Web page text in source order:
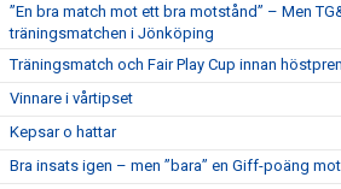
”En bra match mot ett bra motstånd” – Men
träningsmatchen i Jönköping
Träningsmatch och Fair Play Cup innan
Vinnare i vårtipset
Kepsar o hattar
Bra insats igen – men ”bara” en Giff-poäng